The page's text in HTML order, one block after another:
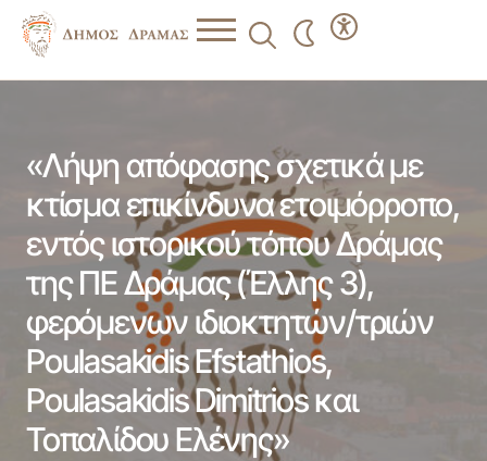
Ελένης»
«Λήψη απόφασης σχετικά με
κτίσμα επικίνδυνα ετοιμόρροπο,
εντός ιστορικού τόπου Δράμας
της ΠΕ Δράμας (Έλλης 3),
φερόμενων ιδιοκτητών/τριών
Poulasakidis Efstathios,
Poulasakidis Dimitrios και
Τοπαλίδου Ελένης»